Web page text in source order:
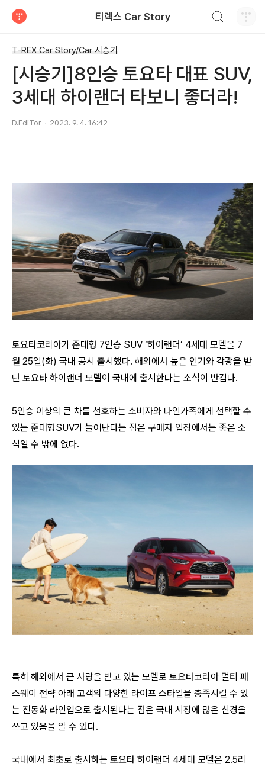
티렉스 Car Story
T-REX Car Story/Car 시승기
[시승기]8인승 토요타 대표 SUV,
3세대 하이랜더 타보니 좋더라!
D.EdiTor 2023. 9. 4. 16:42
토요타코리아가 준대형 7인승 SUV ‘하이랜더’ 4세대 모델을 7
월 25일(화) 국내 공시 출시했다. 해외에서 높은 인기와 각광을 받
던 토요타 하이랜더 모델이 국내에 출시한다는 소식이 반갑다.
5인승 이상의 큰 차를 선호하는 소비자와 다인가족에게 선택할 수
있는 준대형SUV가 늘어난다는 점은 구매자 입장에서는 좋은 소
식일 수 밖에 없다.
특히 해외에서 큰 사랑을 받고 있는 모델로 토요타코리아 멀티 패
스웨이 전략 아래 고객의 다양한 라이프 스타일을 충족시킬 수 있
는 전동화 라인업으로 출시된다는 점은 국내 시장에 많은 신경을
쓰고 있음을 알 수 있다.
국내에서 최초로 출시하는 토요타 하이랜더 4세대 모델은 2.5리